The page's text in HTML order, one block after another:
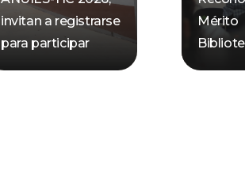
invitan a registrarse
para participar
Mérito